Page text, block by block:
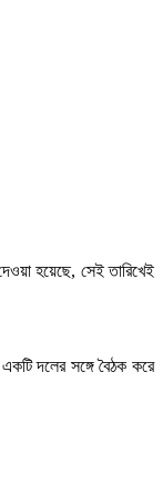
হয়েছে, সেই তারিখেই
দলের সঙ্গে বৈঠক করে